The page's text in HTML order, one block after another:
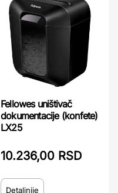
Fellowes uništivač
dokumentacije (konfete)
LX25
10.236,00 RSD
Detaljnije